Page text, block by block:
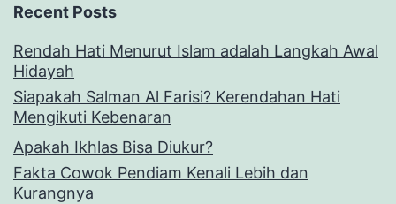
Recent Posts
Rendah Hati Menurut Islam adalah Langkah Awal
Hidayah
Siapakah Salman Al Farisi? Kerendahan Hati
Mengikuti Kebenaran
Apakah Ikhlas Bisa Diukur?
Fakta Cowok Pendiam Kenali Lebih dan
Kurangnya